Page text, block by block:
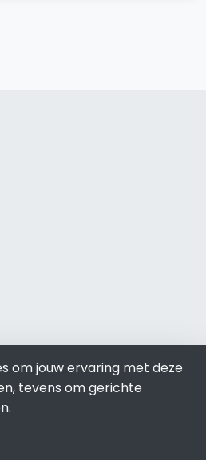
om jouw ervaring met deze
tevens om gerichte